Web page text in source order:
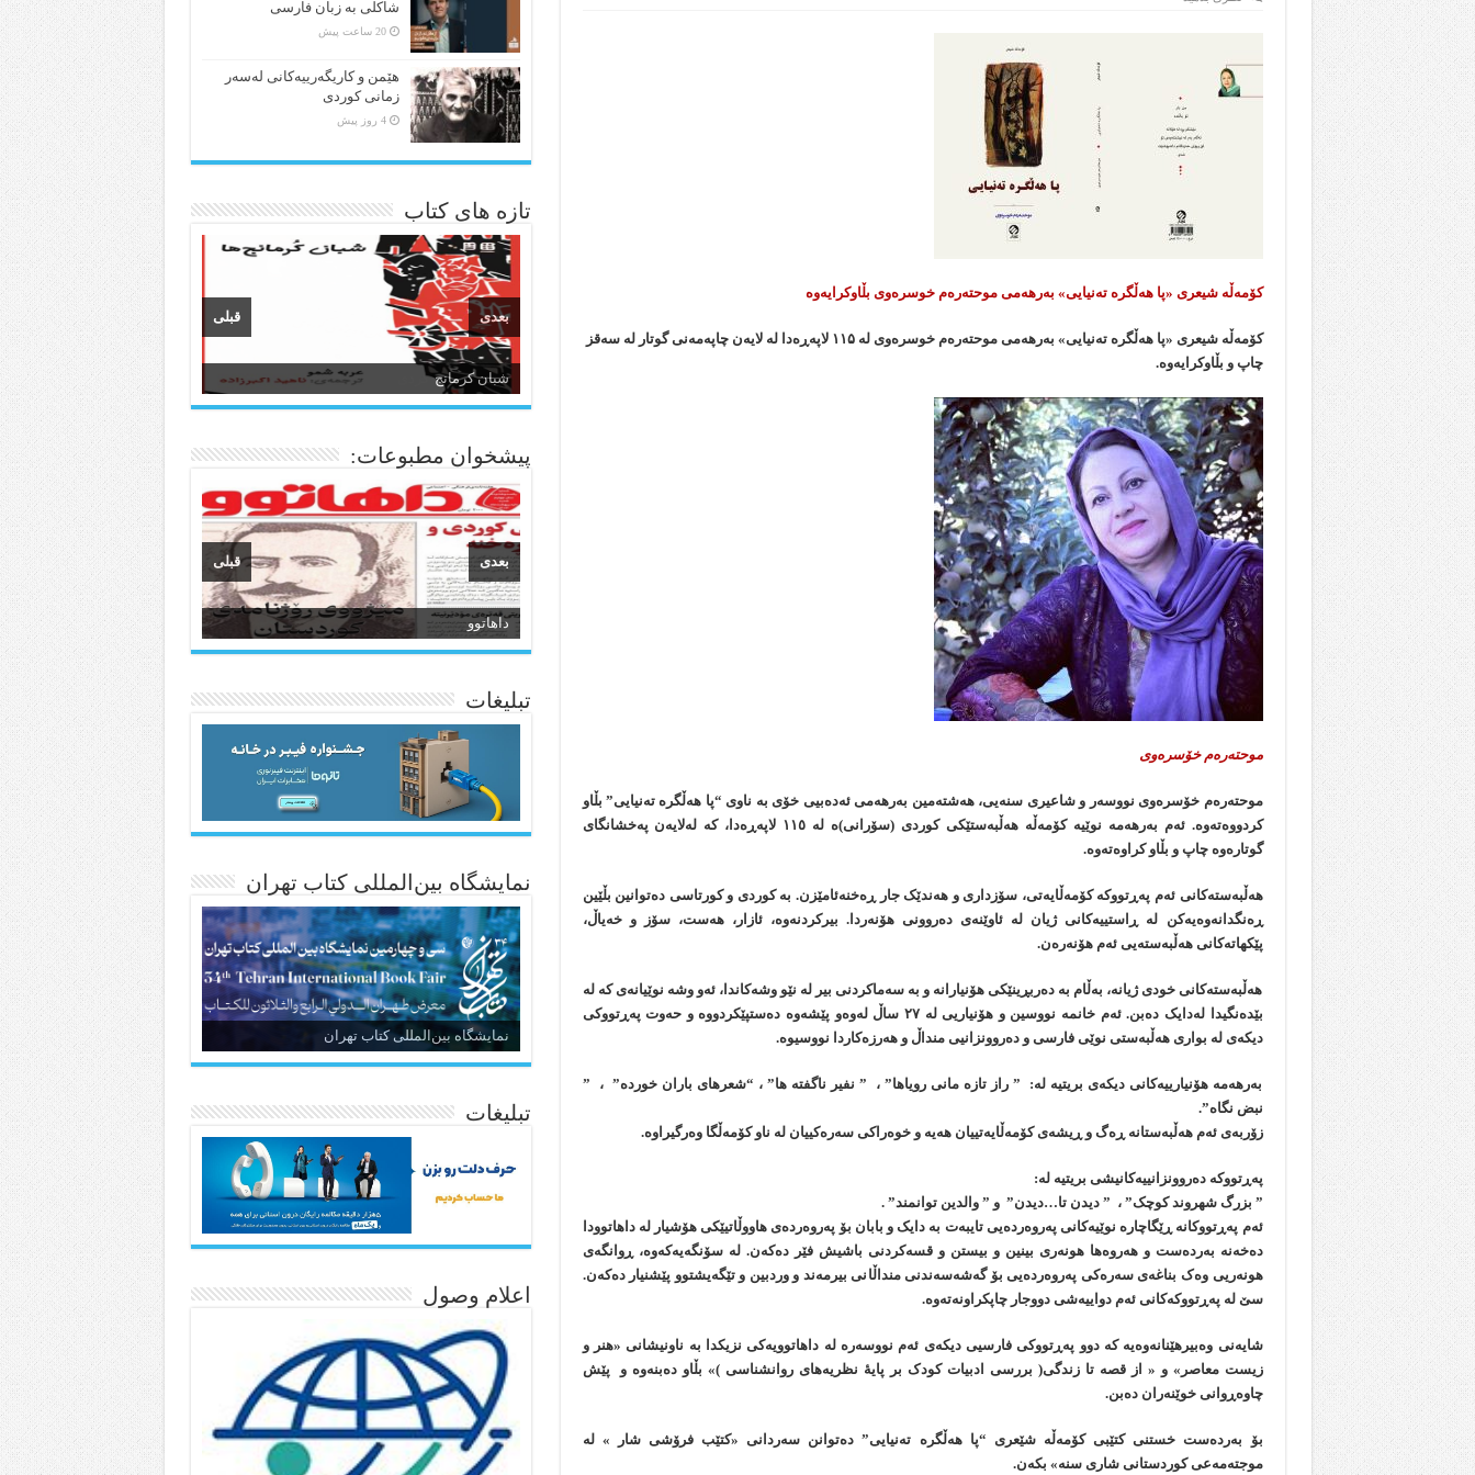
کۆمەڵە شیعری «پا هەڵگرە تەنیایی» بەرهەمی موحتەرەم خوسرەوی بڵاوکرایەوە
کۆمەڵە شیعری «پا هەڵگرە تەنیایی» بەرهەمی موحتەرەم خوسرەوی لە ۱۱۵ لاپەڕەدا لە لایەن چاپەمەنی گوتار لە سەقز
چاپ و بڵاوکرایەوە.
موحتەرەم خۆسرەوی
موحتەرەم خۆسرەوی نووسەر و شاعیری سنەیی، هەشتەمین بەرهەمی ئەدەبیی خۆی بە ناوی “پا هەڵگرە‌ تەنیایی” بڵاو
کردووەتەوە. ئەم بەرهەمە نوێیە کۆمەڵە هەڵبەستێکی کوردی (سۆرانی)ه لە ١١٥ لاپەڕەدا، کە لەلایەن پەخشانگای
گوتارەوە چاپ و بڵاو کراوەتەوە.
هەڵبەستەکانی ئەم پەڕتووکە کۆمەڵایەتی، سۆزداری و هەندێک جار ڕەخنەئامێزن. به کوردی و کورتاسی دەتوانین بڵێین
ڕەنگدانەوەیەکن لە ڕاستییەکانی ژیان له‌ ئاوێنەی دەروونی هۆنەردا. بیرکردنەوە، ئازار، هەست، سۆز و خەیاڵ،
پێکهاتەکانی هەڵبەستەیی ئەم هۆنەرەن.
هەڵبەستەکانی خودی ژیانە، بەڵام بە دەربڕینێکی هۆنیارانە و بە سەماکردنی بیر لە نێو وشەکاندا، ئەو وشە نوێیانەی کە له‌
بێدەنگیدا لەدایک دەبن. ئەم خانمە نووسین و هۆنیاریی له‌ ٢٧ ساڵ لەوەو پێشەوە دەستپێکردووە و حەوت پەڕتووکی
دیکەی له‌ بواری هەڵبەستی نوێی فارسی و دەروونزانیی منداڵ و هەرزەکاردا نووسیوە.
بەرهەمە هۆنیارییەکانی دیکەی بریتیە له: ” راز تازه مانی رویاها” ، ” نفیر ناگفته ها” ، “شعرهای باران خورده” ، ”
نبض نگاه”.
زۆربەی ئەم هەڵبەستانە ڕەگ و ڕیشەی کۆمەڵایەتییان هەیە و خوەراکی سەرەکییان له‌ ناو کۆمەڵگا وەرگیراوە.
پەڕتووکە دەروونزانییەکانیشی بریتیە لە:
” بزرگ شهروند کوچک” ، ” دیدن تا…دیدن” و ” والدین توانمند” .
ئەم پەڕتووکانە ڕێگاچارە نوێیەکانی پەروەردەیی تایبەت بە دایک و بابان بۆ پەروەردەی هاووڵاتیێکی هۆشیار له داهاتوودا
دەخەنە بەردەست و هەروەها هونەری بینین و بیستن و قسەکردنی باشیش فێر دەکەن. لە سۆنگەیەکەوە، ڕوانگەی
هونەریی وەک بناغەی سەرەکی پەروەردەیی بۆ گەشەسەندنی منداڵانی بیرمەند و وردبین و تێگەیشتوو پێشنیار دەکەن.
سێ لە پەڕتووکەکانی ئەم دواییەشی دووجار چاپکراونەتەوە.
شایەنی وەبیرهێنانەوەیە کە دوو پەڕتووکی فارسیی دیکەی ئەم نووسەرە لە داهاتوویەکی نزیکدا بە ناونیشانی «هنر و
زیست معاصر» و « از قصه تا زندگی( بررسی ادبیات کودک بر پایهٔ نظریه‌های روانشناسی )» بڵاو دەبنەوە و پێش
چاوەڕوانی خوێنەران دەبن.
بۆ بەردەست خستنی کتێبی کۆمەڵە شێعری “پا هەڵگرە‌ تەنیایی” دەتوانن سەردانی «کتێب فرۆشی شار » لە
موجتەمەعی کوردستانی شاری سنە» بکەن.
شاکلی به زبان فارسی
20 ساعت پیش
هێمن و كاریگەرییەكانی لەسەر
زمانی كوردی
4 روز پیش
تازه های کتاب
زبان و ادبیات کردی
قبلی بعدی
پیشخوان مطبوعات:
سیروان
قبلی بعدی
تبلیغات
نمایشگاه بین‌المللی کتاب تهران
نمایشگاه بین‌المللی کتاب تهران
تبلیغات
اعلام وصول